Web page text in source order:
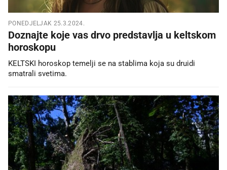
PONEDJELJAK 25.3.2024.
Doznajte koje vas drvo predstavlja u keltskom
horoskopu
KELTSKI horoskop temelji se na stablima koja su druidi
smatrali svetima.